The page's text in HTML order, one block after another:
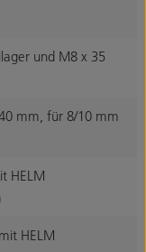
und M8 x 35
mm, für 8/10 mm
HELM
HELM